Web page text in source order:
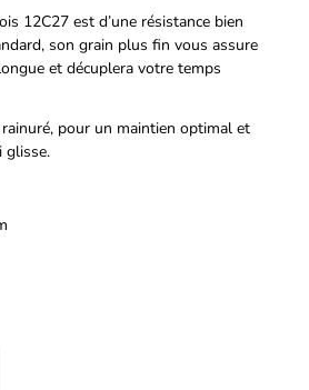
12C27 est d’une résistance bien
son grain plus fin vous assure
et décuplera votre temps
pour un maintien optimal et
glisse.